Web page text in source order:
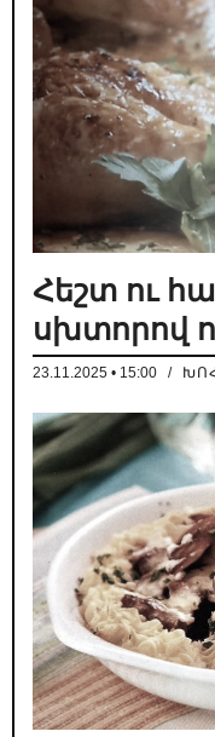
Հեշտ ու
սխտորով
23.11.2025 • 15:00 /